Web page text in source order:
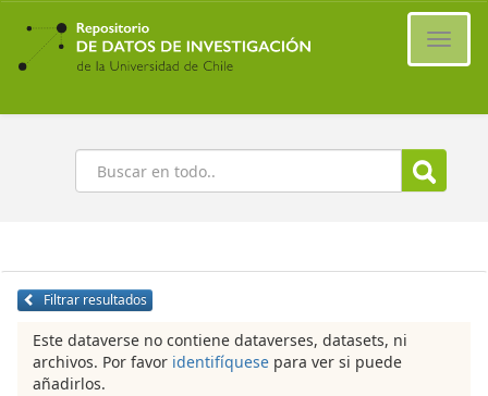
Ir
contenido
principal
Buscar
Filtrar resultados
Este dataverse no contiene dataverses, datasets, ni
archivos. Por favor identifíquese para ver si puede
añadirlos.